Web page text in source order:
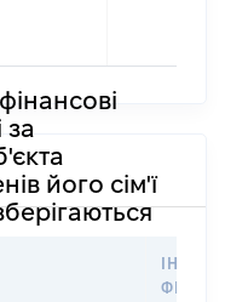
за
його сім'ї